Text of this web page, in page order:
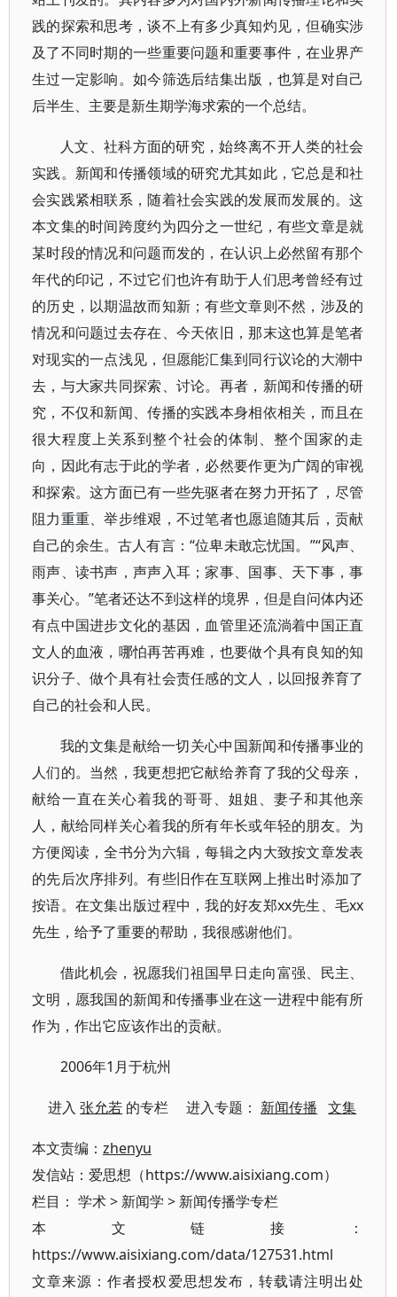
践的探索和思考，谈不上有多少真知灼见，但确实涉
及了不同时期的一些重要问题和重要事件，在业界产
生过一定影响。如今筛选后结集出版，也算是对自己
后半生、主要是新生期学海求索的一个总结。
人文、社科方面的研究，始终离不开人类的社会
实践。新闻和传播领域的研究尤其如此，它总是和社
会实践紧相联系，随着社会实践的发展而发展的。这
本文集的时间跨度约为四分之一世纪，有些文章是就
某时段的情况和问题而发的，在认识上必然留有那个
年代的印记，不过它们也许有助于人们思考曾经有过
的历史，以期温故而知新；有些文章则不然，涉及的
情况和问题过去存在、今天依旧，那末这也算是笔者
对现实的一点浅见，但愿能汇集到同行议论的大潮中
去，与大家共同探索、讨论。再者，新闻和传播的研
究，不仅和新闻、传播的实践本身相依相关，而且在
很大程度上关系到整个社会的体制、整个国家的走
向，因此有志于此的学者，必然要作更为广阔的审视
和探索。这方面已有一些先驱者在努力开拓了，尽管
阻力重重、举步维艰，不过笔者也愿追随其后，贡献
自己的余生。古人有言：“位卑未敢忘忧国。”“风声、
雨声、读书声，声声入耳；家事、国事、天下事，事
事关心。”笔者还达不到这样的境界，但是自问体内还
有点中国进步文化的基因，血管里还流淌着中国正直
文人的血液，哪怕再苦再难，也要做个具有良知的知
识分子、做个具有社会责任感的文人，以回报养育了
自己的社会和人民。
我的文集是献给一切关心中国新闻和传播事业的
人们的。当然，我更想把它献给养育了我的父母亲，
献给一直在关心着我的哥哥、姐姐、妻子和其他亲
人，献给同样关心着我的所有年长或年轻的朋友。为
方便阅读，全书分为六辑，每辑之内大致按文章发表
的先后次序排列。有些旧作在互联网上推出时添加了
按语。在文集出版过程中，我的好友郑xx先生、毛xx
先生，给予了重要的帮助，我很感谢他们。
借此机会，祝愿我们祖国早日走向富强、民主、
文明，愿我国的新闻和传播事业在这一进程中能有所
作为，作出它应该作出的贡献。
2006年1月于杭州
进入张允若 的专栏 进入专题： 新闻传播 文集
本文责编： zhenyu
发信站：爱思想（https://www.aisixiang.com）
栏目： 学术> 新闻学 > 新闻传播学专栏
本文链接：
https://www.aisixiang.com/data/127531.html
文章来源：作者授权爱思想发布，转载请注明出处